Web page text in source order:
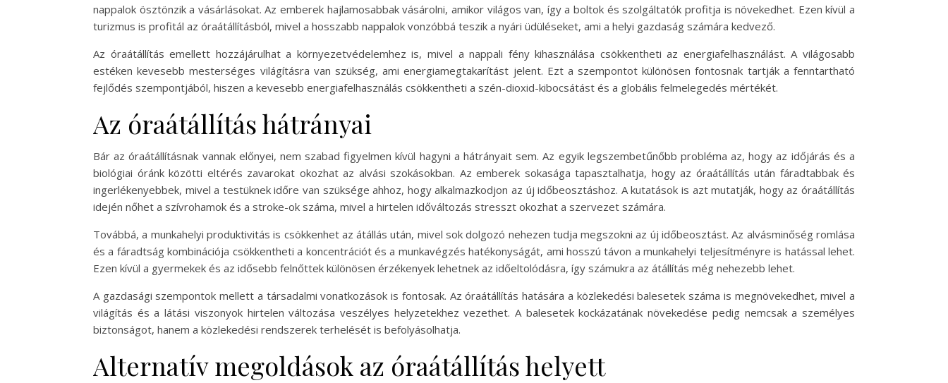
nappalok ösztönzik a vásárlásokat. Az emberek hajlamosabbak vásárolni, amikor világos van, így a boltok és szolgáltatók profitja is növekedhet. Ezen kívül a
turizmus is profitál az óraátállításból, mivel a hosszabb nappalok vonzóbbá teszik a nyári üdüléseket, ami a helyi gazdaság számára kedvező.
Az óraátállítás emellett hozzájárulhat a környezetvédelemhez is, mivel a nappali fény kihasználása csökkentheti az energiafelhasználást. A világosabb
estéken kevesebb mesterséges világításra van szükség, ami energiamegtakarítást jelent. Ezt a szempontot különösen fontosnak tartják a fenntartható
fejlődés szempontjából, hiszen a kevesebb energiafelhasználás csökkentheti a szén-dioxid-kibocsátást és a globális felmelegedés mértékét.
Az óraátállítás hátrányai
Bár az óraátállításnak vannak előnyei, nem szabad figyelmen kívül hagyni a hátrányait sem. Az egyik legszembetűnőbb probléma az, hogy az időjárás és a
biológiai óránk közötti eltérés zavarokat okozhat az alvási szokásokban. Az emberek sokasága tapasztalhatja, hogy az óraátállítás után fáradtabbak és
ingerlékenyebbek, mivel a testüknek időre van szüksége ahhoz, hogy alkalmazkodjon az új időbeosztáshoz. A kutatások is azt mutatják, hogy az óraátállítás
idején nőhet a szívrohamok és a stroke-ok száma, mivel a hirtelen időváltozás stresszt okozhat a szervezet számára.
Továbbá, a munkahelyi produktivitás is csökkenhet az átállás után, mivel sok dolgozó nehezen tudja megszokni az új időbeosztást. Az alvásminőség romlása
és a fáradtság kombinációja csökkentheti a koncentrációt és a munkavégzés hatékonyságát, ami hosszú távon a munkahelyi teljesítményre is hatással lehet.
Ezen kívül a gyermekek és az idősebb felnőttek különösen érzékenyek lehetnek az időeltolódásra, így számukra az átállítás még nehezebb lehet.
A gazdasági szempontok mellett a társadalmi vonatkozások is fontosak. Az óraátállítás hatására a közlekedési balesetek száma is megnövekedhet, mivel a
világítás és a látási viszonyok hirtelen változása veszélyes helyzetekhez vezethet. A balesetek kockázatának növekedése pedig nemcsak a személyes
biztonságot, hanem a közlekedési rendszerek terhelését is befolyásolhatja.
Alternatív megoldások az óraátállítás helyett